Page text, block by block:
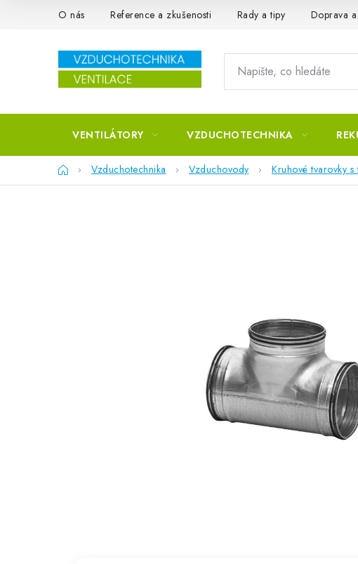
Přejít na obsahO nás Reference a zkušenosti Rady a tipy Doprava
VENTILÁTORY VZDUCHOTECHNIKA
DomůVzduchotechnika Vzduchovody Kruhové tvarovky s